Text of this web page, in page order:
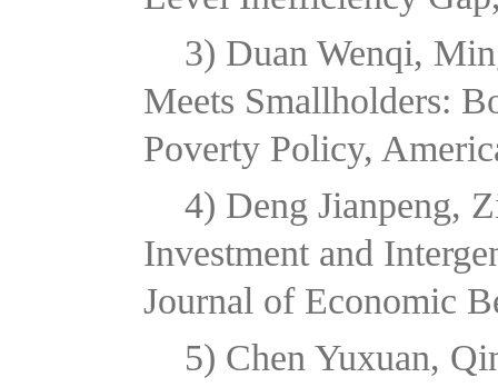
3) Duan Wenqi,
Meets Smallholders:
Poverty Policy,
4) Deng Jianpeng,
Investment and
Journal of Economic
5) Chen Yuxuan,